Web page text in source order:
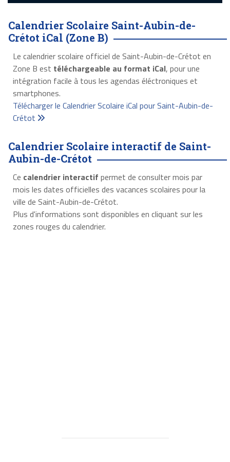
Calendrier Scolaire Saint-Aubin-de-
Crétot iCal (Zone B)
Le calendrier scolaire officiel de Saint-Aubin-de-Crétot en
Zone B est téléchargeable au format iCal, pour une
intégration facile à tous les agendas éléctroniques et
smartphones.
Télécharger le Calendrier Scolaire iCal pour Saint-Aubin-de-
Crétot
Calendrier Scolaire interactif de Saint-
Aubin-de-Crétot
Ce calendrier interactif permet de consulter mois par
mois les dates officielles des vacances scolaires pour la
ville de Saint-Aubin-de-Crétot.
Plus d'informations sont disponibles en cliquant sur les
zones rouges du calendrier.